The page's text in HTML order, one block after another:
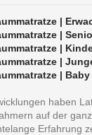
|
|
|
|
| Baby
haben
auf der
Erfahrung